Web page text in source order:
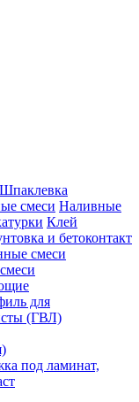
Шпаклевка
смеси Наливные
Клей
и бетоконтакт
смеси
для
(ГВЛ)
под ламинат,